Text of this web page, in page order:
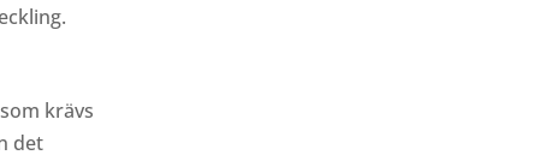
krävs
det